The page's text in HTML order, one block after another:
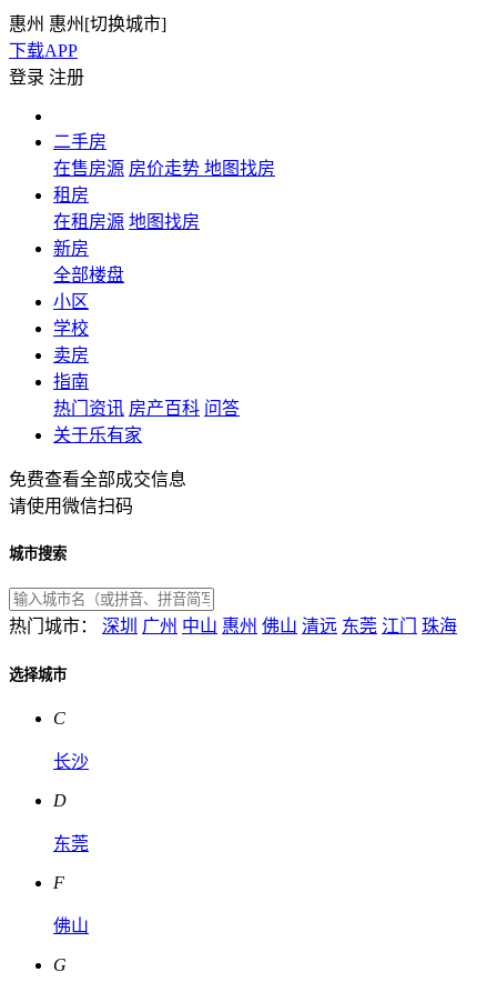
惠州 惠州[切换城市]
下载APP
登录 注册
二手房
在售房源 房价走势 地图找房
租房
在租房源 地图找房
新房
全部楼盘
小区
学校
卖房
指南
热门资讯 房产百科 问答
关于乐有家
免费查看全部成交信息
请使用微信扫码
城市搜索
热门城市： 深圳 广州 中山 惠州 佛山 清远 东莞 江门 珠海
选择城市
C
长沙
D
东莞
F
佛山
G